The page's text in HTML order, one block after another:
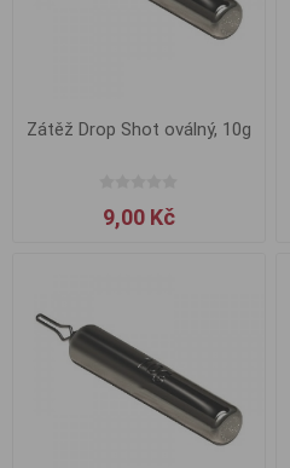
Zátěž Drop Shot oválný, 10g
9,00 Kč